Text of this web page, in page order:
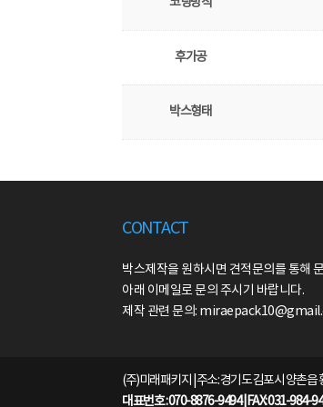
후가공
박스형태
CONTACT
박스제작을 원하시면 견적문의를 통해
아래 이메일로 문의 주시기 바랍니다.
제작 관련 문의:
(주)미래패키지 | 주소: 경기도 김포시 양촌읍
대표번호 : 070-8876-9494 | FAX: 031-984-